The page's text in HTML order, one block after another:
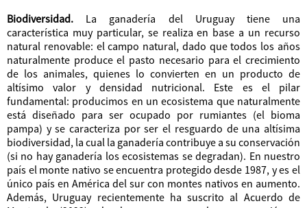
Biodiversidad. La ganadería del Uruguay tiene una
característica muy particular, se realiza en base a un recurso
natural renovable: el campo natural, dado que todos los años
naturalmente produce el pasto necesario para el crecimiento
de los animales, quienes lo convierten en un producto de
altísimo valor y densidad nutricional. Este es el pilar
fundamental: producimos en un ecosistema que naturalmente
está diseñado para ser ocupado por rumiantes (el bioma
pampa) y se caracteriza por ser el resguardo de una altísima
biodiversidad, la cual la ganadería contribuye a su conservación
(si no hay ganadería los ecosistemas se degradan). En nuestro
país el monte nativo se encuentra protegido desde 1987, y es el
único país en América del sur con montes nativos en aumento.
Además, Uruguay recientemente ha suscrito al Acuerdo de